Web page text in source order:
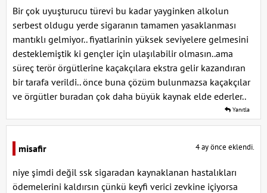
Bir çok uyuşturucu türevi bu kadar yayginken alkolun
serbest oldugu yerde sigaranın tamamen yasaklanması
mantıklı gelmiyor.. fiyatlarinin yüksek seviyelere gelmesini
desteklemiştik ki gençler için ulaşılabilir olmasın..ama
süreç terör örgütlerine kaçakçılara ekstra gelir kazandıran
bir tarafa verildi.. önce buna çözüm bulunmazsa kaçakçılar
ve örgütler buradan çok daha büyük kaynak elde ederler..
Yanıtla
misafir 4 ay önce eklendi.
niye şimdi değil ssk sigaradan kaynaklanan hastalıkları
ödemelerini kaldırsın çünkü keyfi verici zevkine içiyorsa